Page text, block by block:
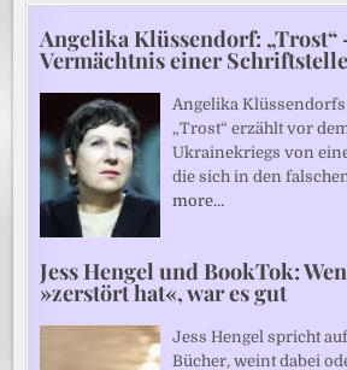
Angelika Klüssendorf: „Trost“
Vermächtnis einer
Angelika
„Trost“ erzählt vor
Ukrainekriegs von
die sich in den
more…
Jess Hengel und BookTok:
»zerstört hat«, war es gut
Jess Hengel spricht
Bücher, weint dabei